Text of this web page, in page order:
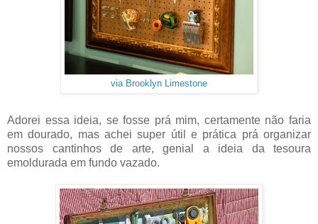
via Brooklyn Limestone
Adorei essa ideia, se fosse prá mim, certamente não faria
em dourado, mas achei super útil e prática prá organizar
nossos cantinhos de arte, genial a ideia da tesoura
emoldurada em fundo vazado.